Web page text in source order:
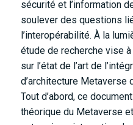
sécurité et l’information
soulever des questions
l’interopérabilité. À la
étude de recherche vise
sur l’état de l’art de
d’architecture
Tout d’abord, ce
théorique du Metaverse